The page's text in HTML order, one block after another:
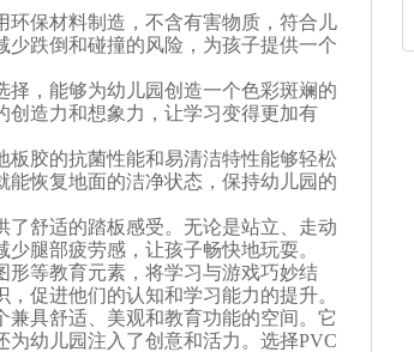
环保材料制造，不含有害物质，符合儿
跌倒和碰撞的风险，为孩子提供一个
，能够为幼儿园创造一个色彩斑斓的
创造力和想象力，让学习变得更加有
板胶的抗菌性能和易清洁特性能够轻松
恢复地面的洁净状态，保持幼儿园的
舒适的踏板感受。无论是站立、走动
腿部疲劳感，让孩子畅快地玩耍。
形等教育元素，将学习与游戏巧妙结
促进他们的认知和学习能力的提升。
具舒适、美观和教育功能的空间。它
幼儿园注入了创意和活力。选择PVC